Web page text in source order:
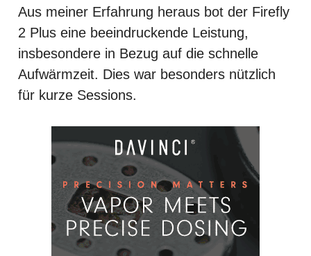
Aus meiner Erfahrung heraus bot der Firefly
2 Plus eine beeindruckende Leistung,
insbesondere in Bezug auf die schnelle
Aufwärmzeit. Dies war besonders nützlich
für kurze Sessions.